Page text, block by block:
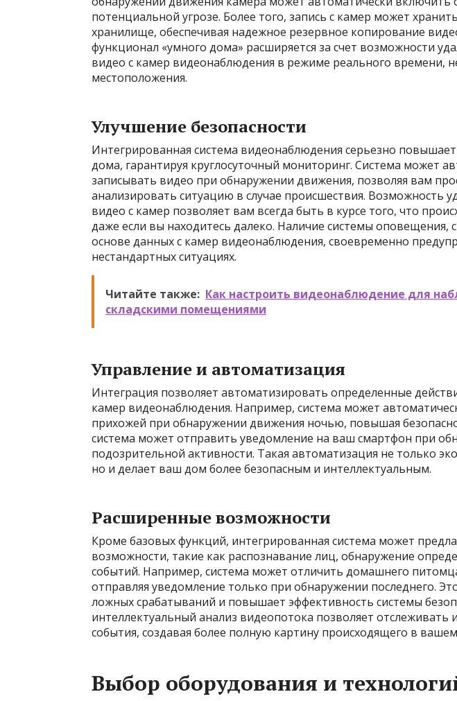
потенциальной угрозе. Более того, запись с камер может
хранилище, обеспечивая надежное резервное копирование
функционал «умного дома» расширяется за счет возможности
видео с камер видеонаблюдения в режиме реального времени,
местоположения.
Улучшение безопасности
Интегрированная система видеонаблюдения серьезно
дома, гарантируя круглосуточный мониторинг. Система может
записывать видео при обнаружении движения, позволяя вам
анализировать ситуацию в случае происшествия. Возможность
видео с камер позволяет вам всегда быть в курсе того, что
даже если вы находитесь далеко. Наличие системы
основе данных с камер видеонаблюдения, своевременно
нестандартных ситуациях.
Читайте также: Как настроить видеонаблюдение для
складскими помещениями
Управление и автоматизация
Интеграция позволяет автоматизировать определенные
камер видеонаблюдения. Например, система может
прихожей при обнаружении движения ночью, повышая
система может отправить уведомление на ваш смартфон при
подозрительной активности. Такая автоматизация не только
но и делает ваш дом более безопасным и интеллектуальным.
Расширенные возможности
Кроме базовых функций, интегрированная система может
возможности, такие как распознавание лиц, обнаружение
событий. Например, система может отличить домашнего
отправляя уведомление только при обнаружении последнего.
ложных срабатываний и повышает эффективность системы
интеллектуальный анализ видеопотока позволяет отслеживать
события, создавая более полную картину происходящего в
Выбор оборудования и